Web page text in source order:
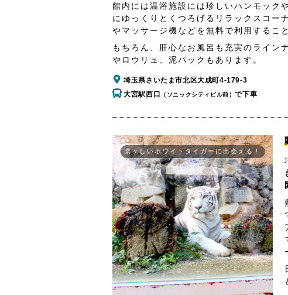
館内には温浴施設には珍しいハンモック
にゆっくりとくつろげるリラックスコー
やマッサージ機などを無料で利用するこ
もちろん、肝心なお風呂も充実のライン
やロウリュ、泥パックもあります。
埼玉県さいたま市北区大成町4-179-3
大宮駅西口
（ソニックシティビル前）で下車
凛々しいホワイトタイガーに出会える！